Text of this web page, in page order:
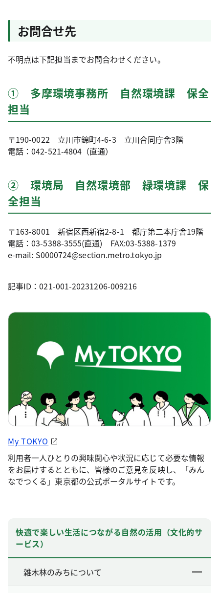
お問合せ先
不明点は下記担当までお問合わせください。
① 多摩環境事務所 自然環境課 保全
担当
〒190-0022 立川市錦町4-6-3 立川合同庁舎3階
電話：042-521-4804（直通）
② 環境局 自然環境部 緑環境課 保
全担当
〒163-8001 新宿区西新宿2-8-1 都庁第二本庁舎19階
電話：03-5388-3555(直通) FAX:03-5388-1379
e-mail: S0000724@section.metro.tokyo.jp
記事ID：021-001-20231206-009216
My TOKYO
利用者一人ひとりの興味関心や状況に応じて必要な情報
をお届けするとともに、皆様のご意見を反映し、「みん
なでつくる」東京都の公式ポータルサイトです。
快適で楽しい生活につながる自然の活用（文化的サ
ービス）
雑木林のみちについて